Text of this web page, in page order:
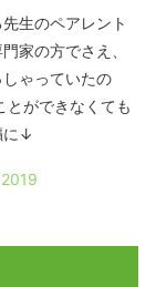
生のペアレント
家の方でさえ、
ゃっていたの
とができなくても
に↓